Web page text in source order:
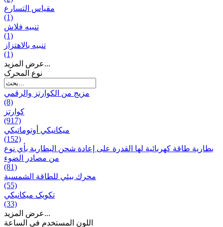
مقياس التسارع
(1)
تنبيه فلاش
(1)
تنبيه بالاهتزاز
(1)
عرض المزيد...
نوع المحرک
مزيج من الكوارتز والرقمي
(8)
كوارتز
(917)
ميكانيكي أوتوماتيكي
(152)
بطارية طاقة كهربائية لها القدرة على إعادة شحن البطارية بأي نوع
من مصادر الضوء
(81)
محرك بيئي للطاقة الشمسية
(55)
تکویک ميكانيكي
(33)
عرض المزيد...
اللون المستخدم في الساعة